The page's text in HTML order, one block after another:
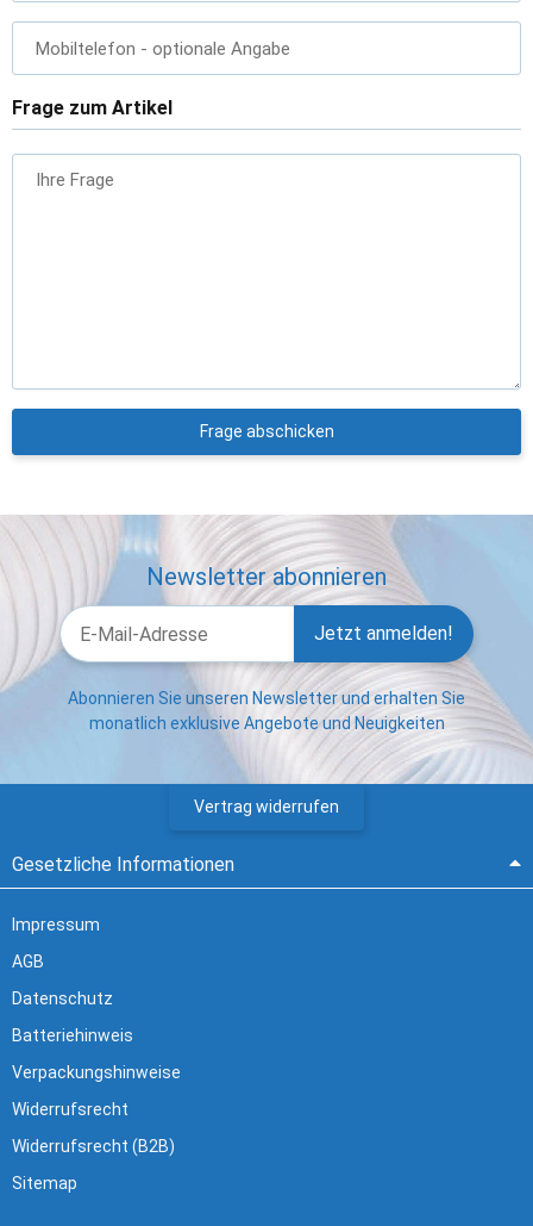
Mobiltelefon - optionale Angabe
Frage zum Artikel
Ihre Frage
Frage abschicken
Newsletter abonnieren
Jetzt anmelden!
Abonnieren Sie unseren Newsletter und erhalten Sie
monatlich exklusive Angebote und Neuigkeiten
Vertrag widerrufen
Gesetzliche Informationen
Impressum
AGB
Datenschutz
Batteriehinweis
Verpackungshinweise
Widerrufsrecht
Widerrufsrecht (B2B)
Sitemap